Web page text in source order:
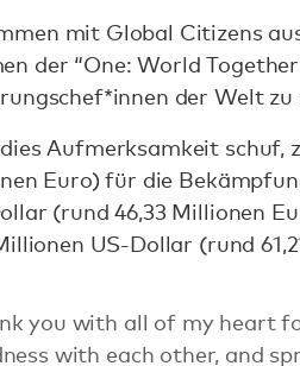
mit Global Citizens
der “One: World
der Welt
Aufmerksamkeit schuf,
Euro) für die
(rund 46,33 Millionen
US-Dollar (rund
you with all of my heart
with each other, and